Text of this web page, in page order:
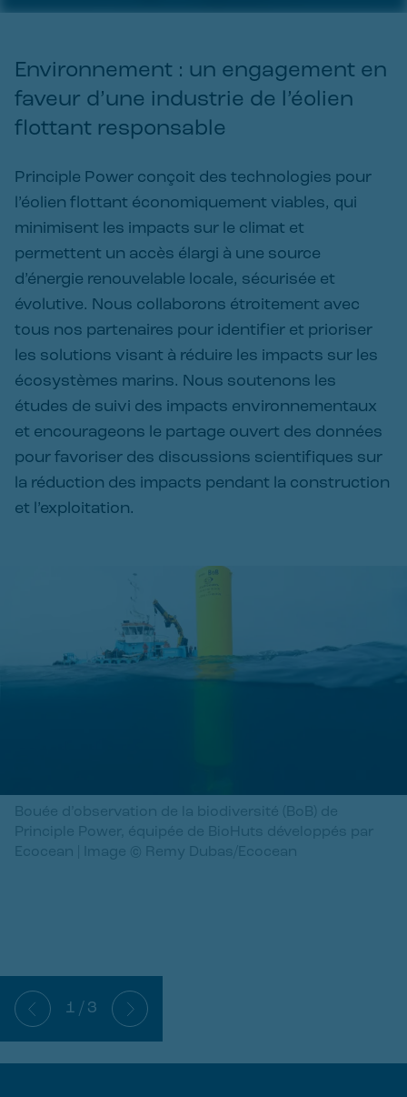
Environnement : un engagement en
faveur d’une industrie de l’éolien
flottant responsable
Principle Power conçoit des technologies pour
l’éolien flottant économiquement viables, qui
minimisent les impacts sur le climat et
permettent un accès élargi à une source
d’énergie renouvelable locale, sécurisée et
évolutive. Nous collaborons étroitement avec
tous nos partenaires pour identifier et prioriser
les solutions visant à réduire les impacts sur les
écosystèmes marins. Nous soutenons les
études de suivi des impacts environnementaux
et encourageons le partage ouvert des données
pour favoriser des discussions scientifiques sur
la réduction des impacts pendant la construction
et l’exploitation.
Bouée d’observation de la biodiversité (BoB) de
Principle Power, équipée de BioHuts développés par
Ecocean | Image © Remy Dubas/Ecocean
1 / 3